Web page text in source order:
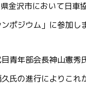
金沢市において日車
ポジウム」に参加し
青年部会長神山憲
氏の進行によりこ